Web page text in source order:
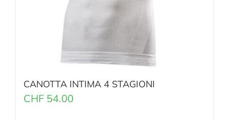
CANOTTA INTIMA 4 STAGIONI
CHF 54.00